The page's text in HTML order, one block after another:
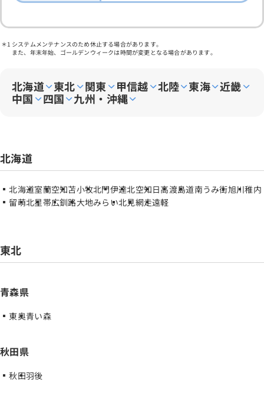
システムメンテナンスのため休止する場合があります。
また、年末年始、ゴールデンウィークは時間が変更となる場合があります。
北海道 東北 関東 甲信越 北陸 東海
近畿
中国
四国 九州・沖縄
北海道
北海道室蘭空知苫小牧北門伊達北空知日高渡島道南うみ街旭川稚内
留萌北星帯広釧路大地みらい北見網走遠軽
東北
青森県
東奥青い森
秋田県
秋田羽後